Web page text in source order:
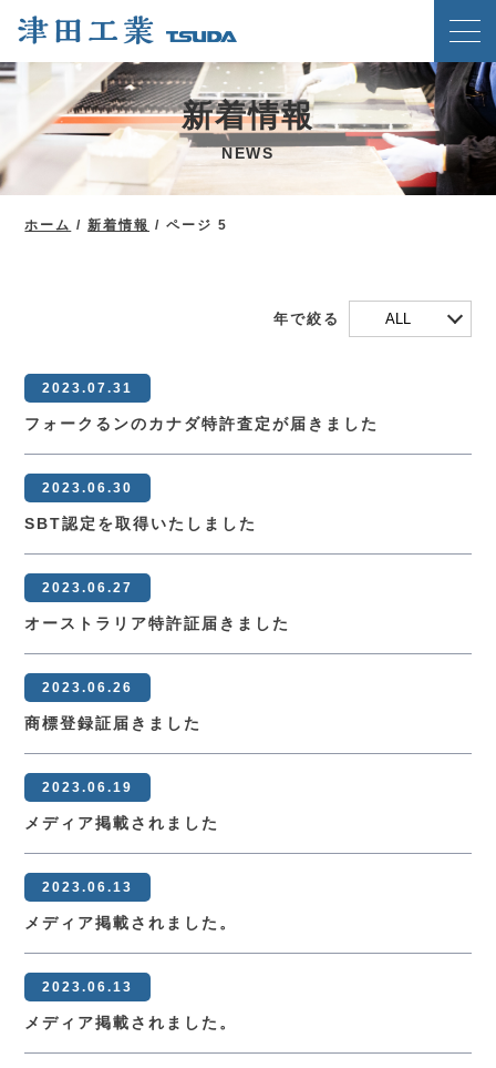
ホーム
クリンチングスピードファスナー工法
津田工業の強み
技術紹介
会社概要
新着情報
NEWS
ホーム /新着情報 / ページ 5
年で絞る ALL
2023.07.31
フォークるンのカナダ特許査定が届きました
2023.06.30
SBT認定を取得いたしました
2023.06.27
オーストラリア特許証届きました
2023.06.26
商標登録証届きました
2023.06.19
メディア掲載されました
2023.06.13
メディア掲載されました。
2023.06.13
メディア掲載されました。